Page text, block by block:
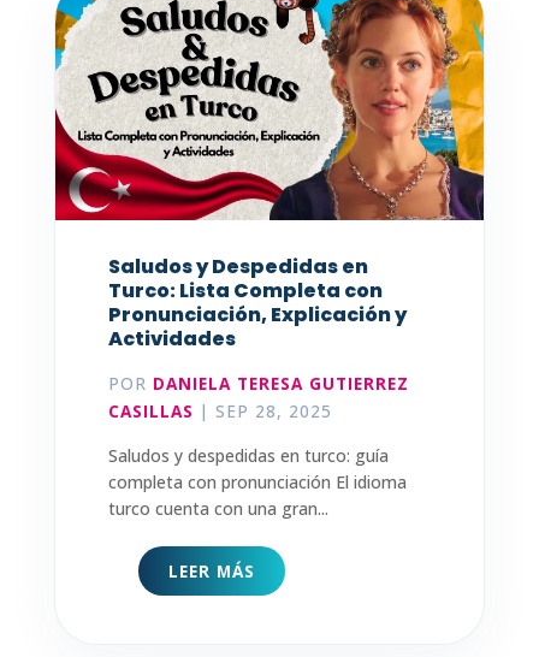
Saludos y Despedidas en
Turco: Lista Completa con
Pronunciación, Explicación y
Actividades
POR DANIELA TERESA GUTIERREZ
CASILLAS | SEP 28, 2025
Saludos y despedidas en turco: guía
completa con pronunciación El idioma
turco cuenta con una gran...
LEER MÁS